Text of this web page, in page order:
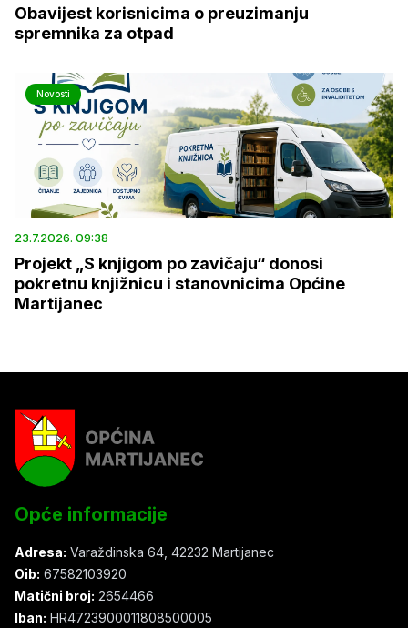
Obavijest korisnicima o preuzimanju
spremnika za otpad
Novosti
23.7.2026. 09:38
Projekt „S knjigom po zavičaju“ donosi
pokretnu knjižnicu i stanovnicima Općine
Martijanec
Opće informacije
Adresa: Varaždinska 64, 42232 Martijanec
Oib: 67582103920
Matični broj: 2654466
Iban: HR4723900011808500005